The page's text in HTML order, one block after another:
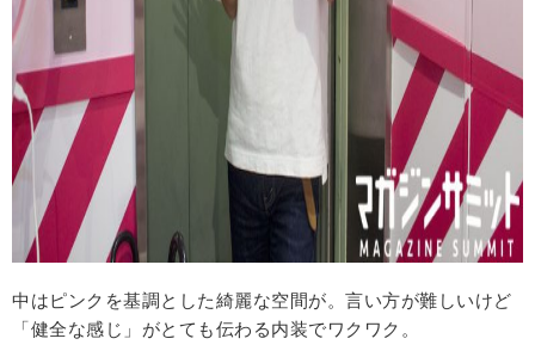
中はピンクを基調とした綺麗な空間が。言い方が難しいけど
「健全な感じ」がとても伝わる内装でワクワク。